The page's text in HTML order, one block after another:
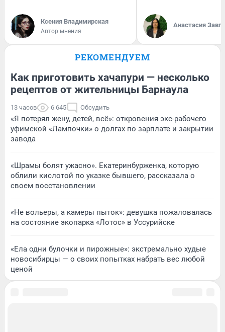
Ксения Владимирская
Автор мнения
Анастасия
РЕКОМЕНДУЕМ
Как приготовить хачапури — несколько
рецептов от жительницы Барнаула
13 часов 6 645 Обсудить
«Я потерял жену, детей, всё»: откровения экс-рабочего
уфимской «Лампочки» о долгах по зарплате и закрытии
завода
«Шрамы болят ужасно». Екатеринбурженка, которую
облили кислотой по указке бывшего, рассказала о
своем восстановлении
«Не вольеры, а камеры пыток»: девушка пожаловалась
на состояние экопарка «Лотос» в Уссурийске
«Ела одни булочки и пирожные»: экстремально худые
новосибирцы — о своих попытках набрать вес любой
ценой